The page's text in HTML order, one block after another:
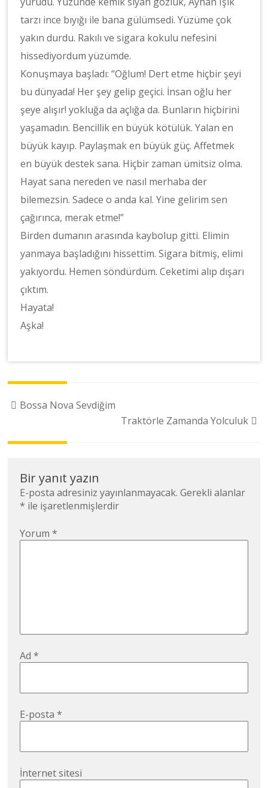
tarzı ince bıyığı ile bana gülümsedi. Yüzüme çok
yakın durdu. Rakılı ve sigara kokulu nefesini
hissediyordum yüzümde.
Konuşmaya başladı: “Oğlum! Dert etme hiçbir şeyi
bu dünyada! Her şey gelip geçici. İnsan oğlu her
şeye alışır! yokluğa da açlığa da. Bunların hiçbirini
yaşamadın. Bencillik en büyük kötülük. Yalan en
büyük kayıp. Paylaşmak en büyük güç. Affetmek
en büyük destek sana. Hiçbir zaman ümitsiz olma.
Hayat sana nereden ve nasıl merhaba der
bilemezsin. Sadece o anda kal. Yine gelirim sen
çağırınca, merak etme!”
Birden dumanın arasında kaybolup gitti. Elimin
yanmaya başladığını hissettim. Sigara bitmiş, elimi
yakıyordu. Hemen söndürdüm. Ceketimi alıp dışarı
çıktım.
Hayata!
Aşka!
YazıBossa Nova Sevdiğim
Traktörle Zamanda Yolculuk
Bir yanıt yazın
E-posta adresiniz yayınlanmayacak. Gerekli alanlar
* ile işaretlenmişlerdir
Yorum*
Ad*
E-posta*
İnternet sitesi